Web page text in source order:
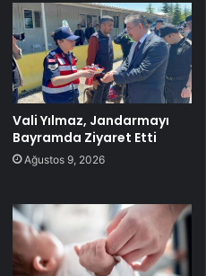
Vali Yılmaz, Jandarmayı
Bayramda Ziyaret Etti
Ağustos 9, 2026